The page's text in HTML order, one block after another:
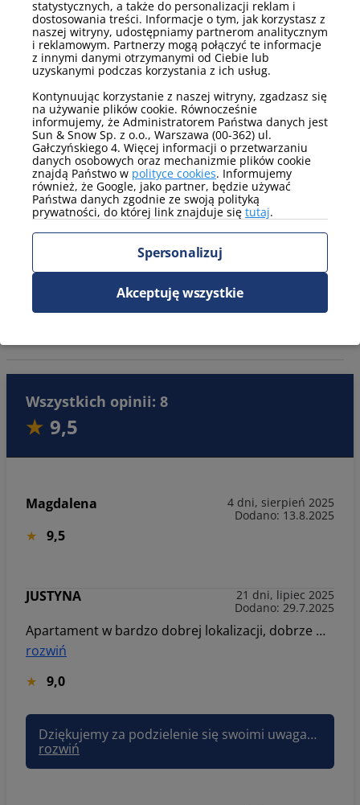
Cisza nocna:obowiązuje w godzinach 22:00–6:00
Orientacyjne odległości
restauracja: 200 m
stok/wyciąg narciarski: 3,4 km
sklep: 200 m
apteka: 400 m
dworzec: 600 m
Kolej linowa Czantoria: 3,4 km
Pijalnia wód mineralnych: 2,7 km
Skocznia Adama Małysza: 1,4 km
Leśny kościół: 9 km
Wszystkich opinii: 8
9,5
Magdalena
4 dni, sierpień 2025
Dodano: 13.8.2025
9,5
JUSTYNA
21 dni, lipiec 2025
Dodano: 29.7.2025
Apartament w bardzo dobrej lokalizacji, dobrze wyposażony ale mam 2 minusy. A mianowicie czystość pod łóżkiem w dużej sypialni. Jeżeli chowa się tam deskę do prasowania to warto by było tam sprzątnąć, bo wyciągając deskę wychodzi również mnóstwo kurzu. Apartament powinien być wynajmowany na max 4 osoby. Sofa w salonie nie powinna być liczona jako miejsce do spania ponieważ jej rozłożenie to niezła walka i jest bardzo nie wygodna. Niestety jest też bardzo zniszczona i po rozłożeniu albo spada zagłówek z prawej albo lewej strony co jest dosyć nie przyjemne jak się już leży. O porządek pod rogówką też warto zadbać. Jeżeli w dalszym ciągu chcą państwo wynajmować apartament jako 6 osobowy to warto zastanowić się nad wymianą sofy w salonie. Pozdrawiam Justyna
rozwiń
9,0
Dziękujemy za podzielenie się swoimi uwagami. Pani opinia jest dla nas cenną wskazówką. Wyciągamy z niej wnioski i postaramy się poprawić jakość naszych usług. Pozdrawiam, Asia Sun&Snow
rozwiń
statystycznych, a także do personalizacji reklam i
dostosowania treści. Informacje o tym, jak korzystasz z
naszej witryny, udostępniamy partnerom analitycznym
i reklamowym. Partnerzy mogą połączyć te informacje
z innymi danymi otrzymanymi od Ciebie lub
uzyskanymi podczas korzystania z ich usług.
Kontynuując korzystanie z naszej witryny, zgadzasz się
na używanie plików cookie. Równocześnie
informujemy, że Administratorem Państwa danych jest
Sun & Snow Sp. z o.o., Warszawa (00-362) ul.
Gałczyńskiego 4. Więcej informacji o przetwarzaniu
danych osobowych oraz mechanizmie plików cookie
znajdą Państwo w polityce cookies. Informujemy
również, że Google, jako partner, będzie używać
Państwa danych zgodnie ze swoją polityką
prywatności, do której link znajduje się tutaj.
Spersonalizuj
Akceptuję wszystkie